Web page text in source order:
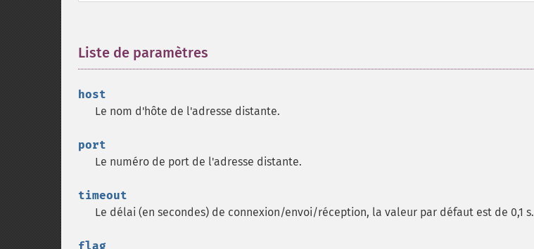
Liste de paramètres
host
Le nom d'hôte de l'adresse distante.
port
Le numéro de port de l'adresse distante.
timeout
Le délai (en secondes) de connexion/envoi/réception, la valeur par défaut est de 0,1 s.
flag